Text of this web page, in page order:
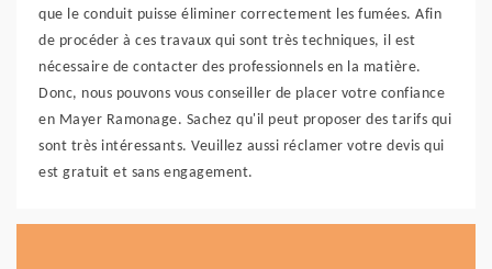
que le conduit puisse éliminer correctement les fumées. Afin
de procéder à ces travaux qui sont très techniques, il est
nécessaire de contacter des professionnels en la matière.
Donc, nous pouvons vous conseiller de placer votre confiance
en Mayer Ramonage. Sachez qu'il peut proposer des tarifs qui
sont très intéressants. Veuillez aussi réclamer votre devis qui
est gratuit et sans engagement.